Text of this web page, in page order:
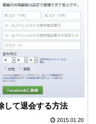
して退会する方法
2015.01.20